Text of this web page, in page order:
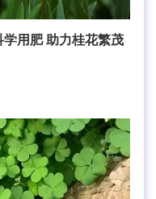
用肥 助力桂花繁茂